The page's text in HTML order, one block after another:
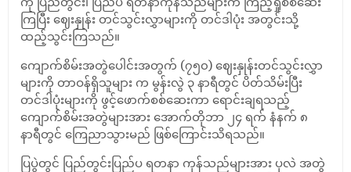
ကြပြီး ဈေးနှုန်း တင်သွင်းလွှာများကို တင်ဒါပုံး အတွင်းသို့
ထည့်သွင်းကြသည်။
ကျောက်စိမ်းအတွဲပေါင်းအတွက် (၇၅၀) ဈေးနှုန်းတင်သွင်းလွှာ
များကို တာဝန်ရှိသူများ က မွန်းလွဲ ၃ နာရီတွင် ပိတ်သိမ်းပြီး
တင်ဒါပုံးများကို ဖွင့်ဖောက်စစ်ဆေးကာ ရောင်းချရသည့်
ကျောက်စိမ်းအတွဲများအား အောက်တိုဘာ ၂၄ ရက် နံနက် ၈
နာရီတွင် ကြေညာသွားမည် ဖြစ်ကြောင်းသိရသည်။
ပြပွဲတွင် ပြည်တွင်းပြည်ပ ရတနာ ကုန်သည်များအား ပုလဲ အတွဲ